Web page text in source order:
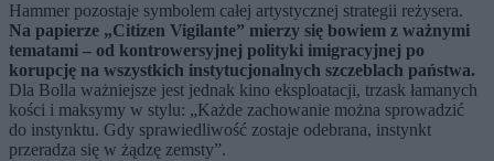
Hammer pozostaje symbolem całej artystycznej strategii reżysera.
Na papierze „Citizen Vigilante” mierzy się bowiem z ważnymi
tematami – od kontrowersyjnej polityki imigracyjnej po
korupcję na wszystkich instytucjonalnych szczeblach państwa.
Dla Bolla ważniejsze jest jednak kino eksploatacji, trzask łamanych
kości i maksymy w stylu: „Każde zachowanie można sprowadzić
do instynktu. Gdy sprawiedliwość zostaje odebrana, instynkt
przeradza się w żądzę zemsty”.